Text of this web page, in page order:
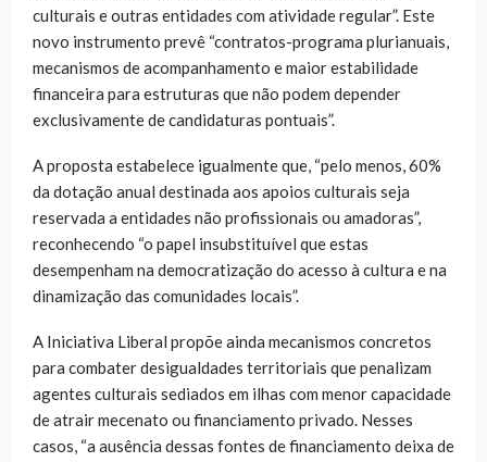
culturais e outras entidades com atividade regular”. Este
novo instrumento prevê “contratos-programa plurianuais,
mecanismos de acompanhamento e maior estabilidade
financeira para estruturas que não podem depender
exclusivamente de candidaturas pontuais”.
A proposta estabelece igualmente que, “pelo menos, 60%
da dotação anual destinada aos apoios culturais seja
reservada a entidades não profissionais ou amadoras”,
reconhecendo “o papel insubstituível que estas
desempenham na democratização do acesso à cultura e na
dinamização das comunidades locais”.
A Iniciativa Liberal propõe ainda mecanismos concretos
para combater desigualdades territoriais que penalizam
agentes culturais sediados em ilhas com menor capacidade
de atrair mecenato ou financiamento privado. Nesses
casos, “a ausência dessas fontes de financiamento deixa de